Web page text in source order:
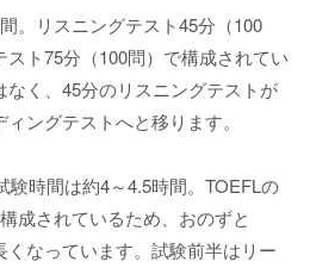
。リスニングテスト45分（100
ト75分（100問）で構成されてい
なく、45分のリスニングテストが
ングテストへと移ります。
時間は約4～4.5時間。TOEFLの
成されているため、おのずと
なっています。試験前半はリー